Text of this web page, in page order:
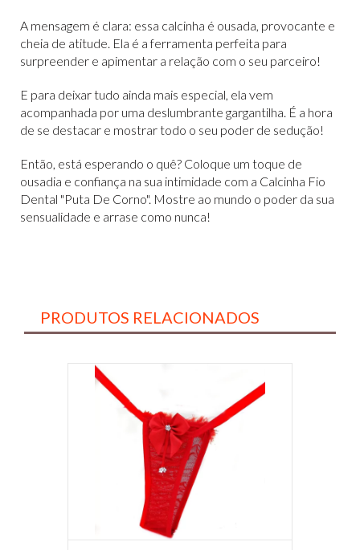
A mensagem é clara: essa calcinha é ousada, provocante e
cheia de atitude. Ela é a ferramenta perfeita para
surpreender e apimentar a relação com o seu parceiro!
E para deixar tudo ainda mais especial, ela vem
acompanhada por uma deslumbrante gargantilha. É a hora
de se destacar e mostrar todo o seu poder de sedução!
Então, está esperando o quê? Coloque um toque de
ousadia e confiança na sua intimidade com a Calcinha Fio
Dental "Puta De Corno". Mostre ao mundo o poder da sua
sensualidade e arrase como nunca!
PRODUTOS RELACIONADOS